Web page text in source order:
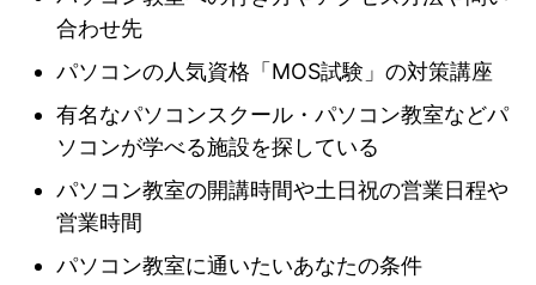
合わせ先
パソコンの人気資格「MOS試験」の対策講座
有名なパソコンスクール・パソコン教室などパ
ソコンが学べる施設を探している
パソコン教室の開講時間や土日祝の営業日程や
営業時間
パソコン教室に通いたいあなたの条件